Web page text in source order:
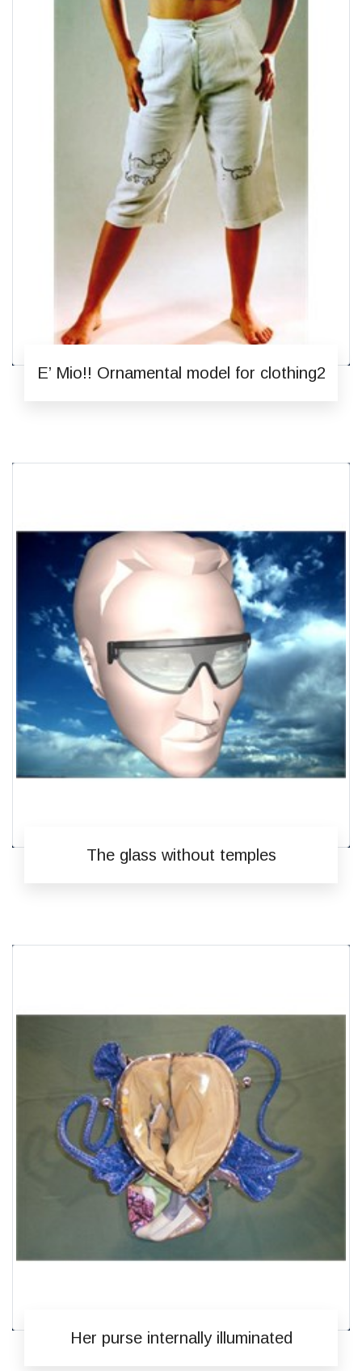
E’ Mio!! Ornamental model for clothing2
The glass without temples
Her purse internally illuminated